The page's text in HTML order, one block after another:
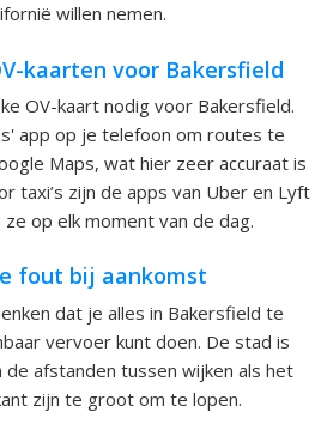
willen nemen.
kaarten voor Bakersfield
OV-kaart nodig voor Bakersfield.
app op je telefoon om routes te
Maps, wat hier zeer accuraat is
taxi’s zijn de apps van Uber en Lyft
op elk moment van de dag.
fout bij aankomst
dat je alles in Bakersfield te
vervoer kunt doen. De stad is
afstanden tussen wijken als het
zijn te groot om te lopen.